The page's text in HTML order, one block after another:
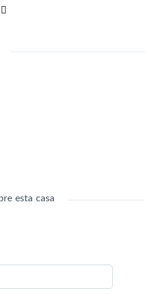
mtros.
mtros.
26
esta casa